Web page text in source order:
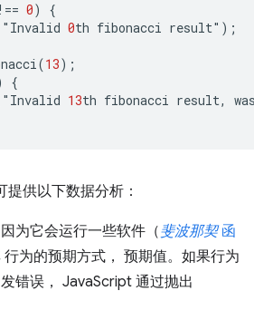
!== 0)
{
" Invalid 0th fibonacci result" );
(13);
{
" Invalid 13th fibonacci result,
供以下数据分析：
为它会运行一些软件（斐波那契函
行为的预期方式， 预期值。如果行为
错误， JavaScript 通过抛出